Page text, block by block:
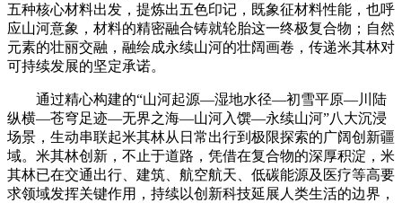
五种核心材料出发，提炼出五色印记，既象征材料性能，也呼
应山河意象，材料的精密融合铸就轮胎这一终极复合物；自然
元素的壮丽交融，融绘成永续山河的壮阔画卷，传递米其林对
可持续发展的坚定承诺。
通过精心构建的“山河起源—湿地水径—初雪平原—川陆
纵横—苍穹足迹—无界之海—山河入馔—永续山河”八大沉浸
场景，生动串联起米其林从日常出行到极限探索的广阔创新疆
域。米其林创新，不止于道路，凭借在复合物的深厚积淀，米
其林已在交通出行、建筑、航空航天、低碳能源及医疗等高要
求领域发挥关键作用，持续以创新科技延展人类生活的边界，